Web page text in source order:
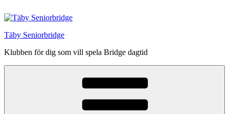
till
Täby Seniorbridge
Klubben för dig som vill spela Bridge dagtid